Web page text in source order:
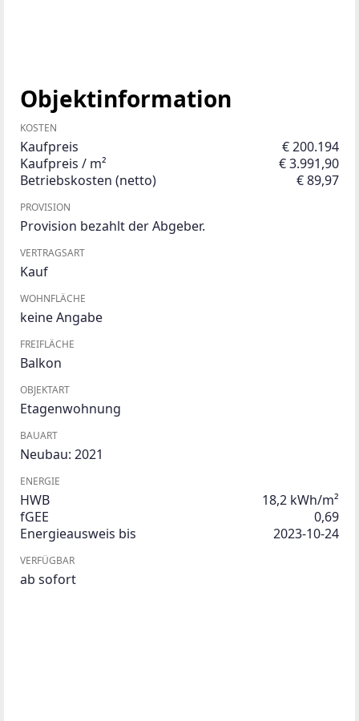
Objektinformation
KOSTEN
Kaufpreis
€ 200.194
Kaufpreis / m²
€ 3.991,90
Betriebskosten (netto)
€ 89,97
PROVISION
Provision bezahlt der Abgeber.
VERTRAGSART
Kauf
WOHNFLÄCHE
keine Angabe
FREIFLÄCHE
Balkon
OBJEKTART
Etagenwohnung
BAUART
Neubau: 2021
ENERGIE
HWB
18,2 kWh/m²
fGEE
0,69
Energieausweis bis
2023-10-24
VERFÜGBAR
ab sofort